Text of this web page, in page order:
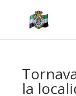
la